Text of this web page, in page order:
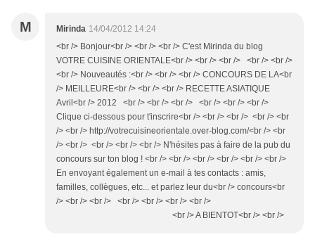
M Mirinda 14/04/2012 14:24
<br /> Bonjour<br /> <br /> <br /> C'est Mirinda du blog
VOTRE CUISINE ORIENTALE<br /> <br /> <br /> <br /> <br />
<br /> Nouveautés :<br /> <br /> <br /> CONCOURS DE LA<br
/> MEILLEURE<br /> <br /> <br /> RECETTE ASIATIQUE
Avril<br /> 2012 <br /> <br /> <br /> <br /> <br /> <br />
Clique ci-dessous pour t'inscrire<br /> <br /> <br /> <br /> <br
/> <br /> http://votrecuisineorientale.over-blog.com/<br /> <br
/> <br /> <br /> <br /> <br /> N'hésites pas à faire de la pub du
concours sur ton blog ! <br /> <br /> <br /> <br /> <br /> <br />
En envoyant également un e-mail à tes contacts : amis,
familles, collègues, etc... et parlez leur du<br /> concours<br
/> <br /> <br /> <br /> <br /> <br /> <br />
<br /> A BIENTOT<br /> <br />